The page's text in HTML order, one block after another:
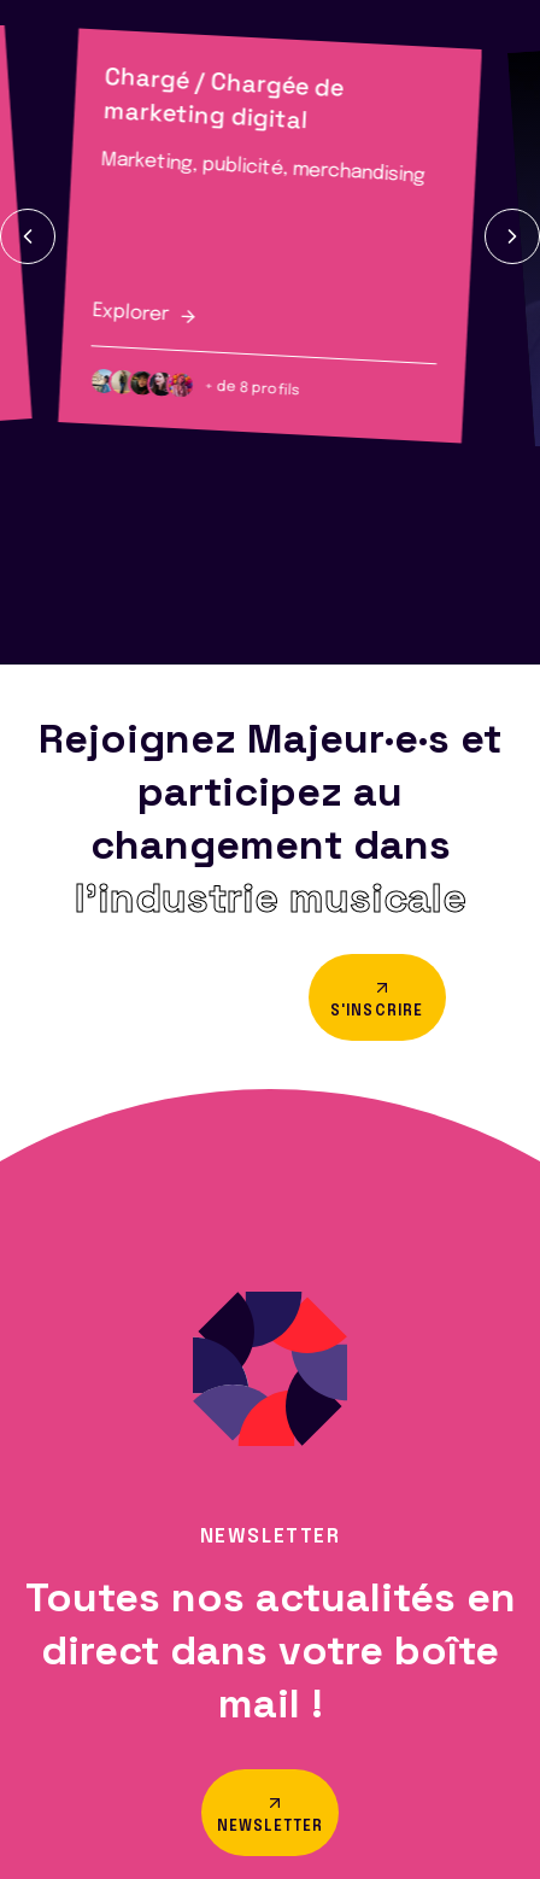
Chargé / Chargée de
marketing digital
Marketing, publicité, merchandising
Explorer
+ de 8 profils
Rejoignez Majeur·e·s et
participez au
changement dans
l’industrie musicale
S'INSCRIRE
NEWSLETTER
Toutes nos actualités en
direct dans votre boîte
mail !
NEWSLETTER